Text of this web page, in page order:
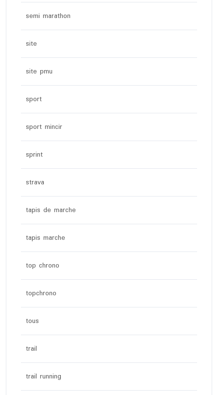
semi marathon
site
site pmu
sport
sport mincir
sprint
strava
tapis de marche
tapis marche
top chrono
topchrono
tous
trail
trail running